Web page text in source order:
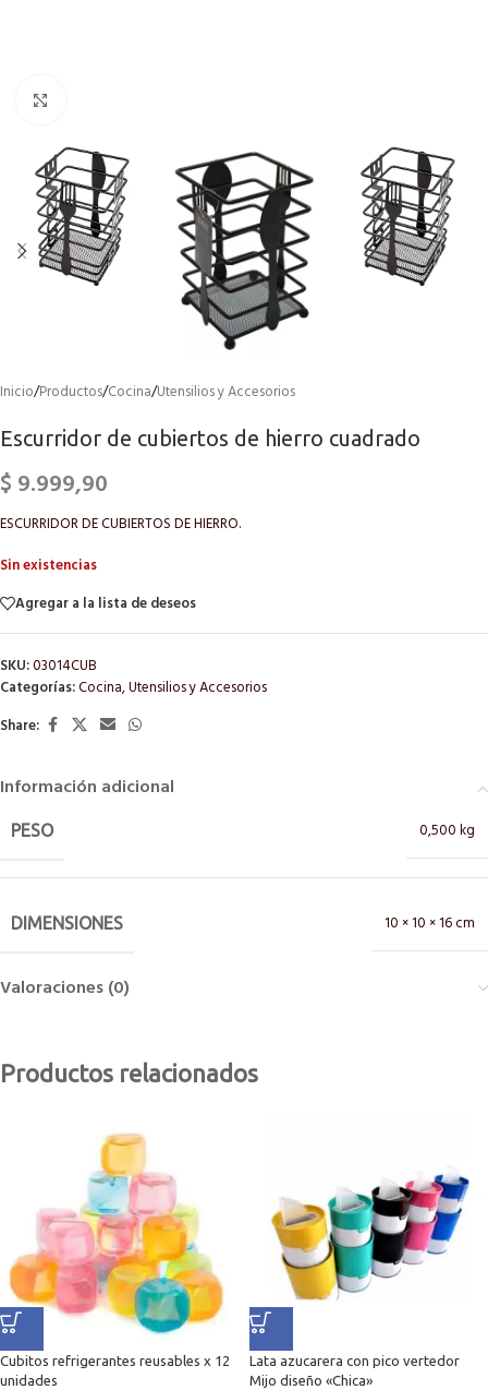
Inicio/Productos/Cocina/Utensilios y Accesorios
Escurridor de cubiertos de hierro cuadrado
$ 9.999,90
ESCURRIDOR DE CUBIERTOS DE HIERRO.
Sin existencias
Agregar a la lista de deseos
SKU:03014CUB
Categorías:Cocina,Utensilios y Accesorios
Share:
Información adicional
PESO 0,500 kg
DIMENSIONES 10 × 10 × 16 cm
Valoraciones (0)
Productos relacionados
Cubitos refrigerantes reusables x 12
unidades
Lata azucarera con pico vertedor
Mijo diseño «Chica»